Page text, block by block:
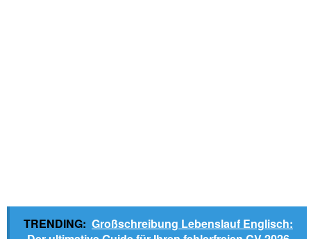
TRENDING: Großschreibung Lebenslauf Englisch: